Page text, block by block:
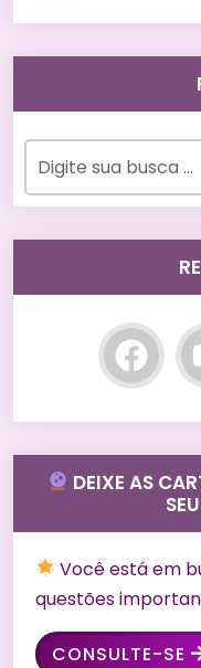
DEIXE AS
Você está em
questões
CONSULTE-SE